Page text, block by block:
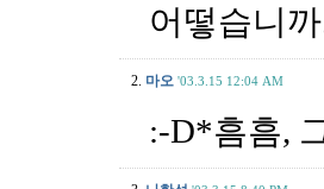
어떻습니
2. 마오 '03.3.15 12:04 AM
:-D*흠흠,